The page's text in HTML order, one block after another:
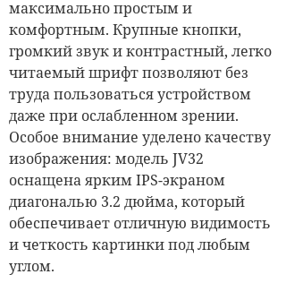
максимально простым и
комфортным. Крупные кнопки,
громкий звук и контрастный, легко
читаемый шрифт позволяют без
труда пользоваться устройством
даже при ослабленном зрении.
Особое внимание уделено качеству
изображения: модель JV32
оснащена ярким IPS-экраном
диагональю 3.2 дюйма, который
обеспечивает отличную видимость
и четкость картинки под любым
углом.